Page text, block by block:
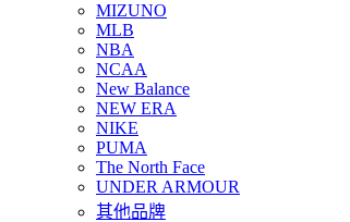
MIZUNO
MLB
NBA
NCAA
New Balance
NEW ERA
NIKE
PUMA
The North Face
UNDER ARMOUR
其他品牌